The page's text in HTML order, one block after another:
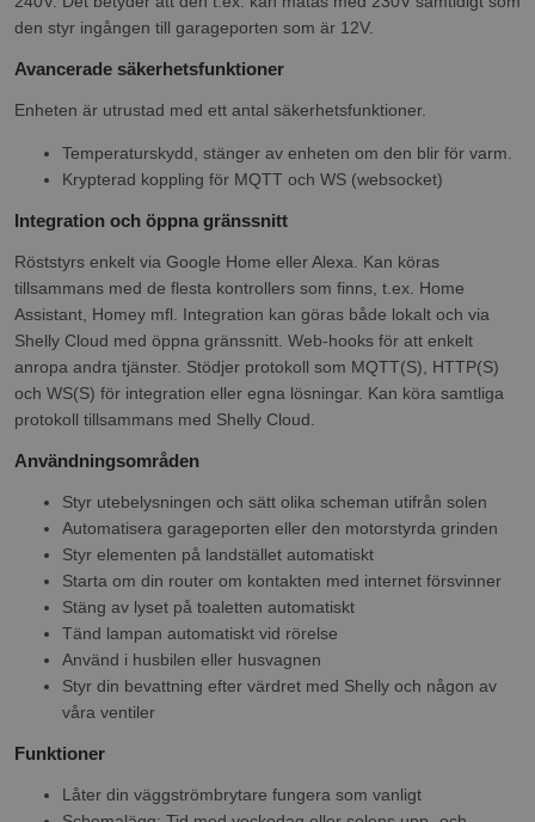
den styr ingången till garageporten som är 12V.
Avancerade säkerhetsfunktioner
Enheten är utrustad med ett antal säkerhetsfunktioner.
Temperaturskydd, stänger av enheten om den blir för varm.
Krypterad koppling för MQTT och WS (websocket)
Integration och öppna gränssnitt
Röststyrs enkelt via Google Home eller Alexa. Kan köras
tillsammans med de flesta kontrollers som finns, t.ex. Home
Assistant, Homey mfl. Integration kan göras både lokalt och via
Shelly Cloud med öppna gränssnitt. Web-hooks för att enkelt
anropa andra tjänster. Stödjer protokoll som MQTT(S), HTTP(S)
och WS(S) för integration eller egna lösningar. Kan köra samtliga
protokoll tillsammans med Shelly Cloud.
Användningsområden
Styr utebelysningen och sätt olika scheman utifrån solen
Automatisera garageporten eller den motorstyrda grinden
Styr elementen på landstället automatiskt
Starta om din router om kontakten med internet försvinner
Stäng av lyset på toaletten automatiskt
Tänd lampan automatiskt vid rörelse
Använd i husbilen eller husvagnen
Styr din bevattning efter värdret med Shelly och någon av
våra ventiler
Funktioner
Låter din väggströmbrytare fungera som vanligt